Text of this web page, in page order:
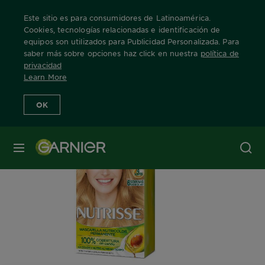
Este sitio es para consumidores de Latinoamérica.
Cookies, tecnologías relacionadas e identificación de
equipos son utilizados para Publicidad Personalizada. Para
saber más sobre opciones haz click en nuestra política de
privacidad
Learn More
OK
MENÚ
Home Nuestras Marcas